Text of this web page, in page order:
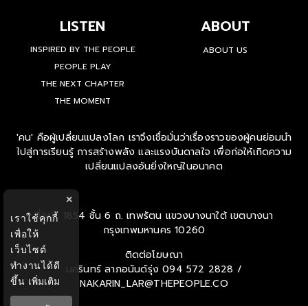
LISTEN
INSPIRED BY THE PEOPLE
PEOPLE PLAY
THE NEXT CHAPTER
THE MOMENT
ABOUT
ABOUT US
'คน' คือผู้เปลี่ยนแปลงโลก เราจึงเชื่อมั่นว่าเรื่องราวของผู้คนย่อมนำ
ไปสู่การเรียนรู้ การสร้างพลัง และแรงบันดาลใจ เพื่อก่อให้เกิดความ
เปลี่ยนแปลงอันยิ่งใหญ่ในอนาคต
ที่อยู่ : 1854 ชั้น 6 ถ. เทพรัตน แขวงบางนาใต้ เขตบางนา
กรุงเทพมหานคร 10260
ติดต่อโฆษณา
นครินทร์ ลาภอนันด์รุ่ง 094 572 2828 /
NAKARIN_LAR@THEPEOPLE.CO
×
เราใช้คุกกี้
เพื่อให้
เว็บไซต์
ทำงานได้ดี
ขึ้น เพิ่มเติม